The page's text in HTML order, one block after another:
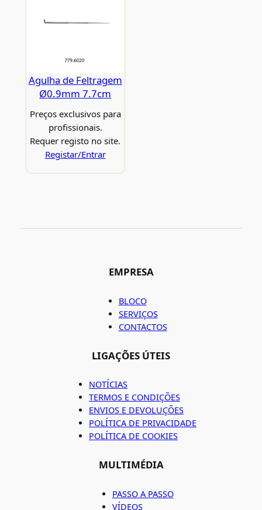
Agulha de Feltragem
Ø0.9mm 7.7cm
Preços exclusivos para
profissionais.
Requer registo no site.
Registar/Entrar
EMPRESA
BLOCO
SERVIÇOS
CONTACTOS
LIGAÇÕES ÚTEIS
NOTÍCIAS
TERMOS E CONDIÇÕES
ENVIOS E DEVOLUÇÕES
POLÍTICA DE PRIVACIDADE
POLÍTICA DE COOKIES
MULTIMÉDIA
PASSO A PASSO
VÍDEOS